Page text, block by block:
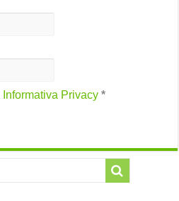
Informativa Privacy*